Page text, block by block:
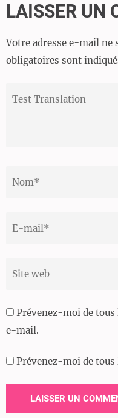
LAISSER UN
Votre adresse e-mail ne
obligatoires sont
Prévenez-moi de tous
e-mail.
Prévenez-moi de tous